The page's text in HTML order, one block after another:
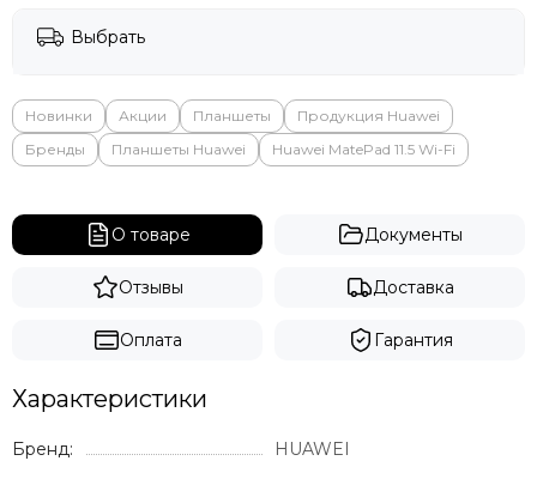
Выбрать
Новинки Акции Планшеты
Продукция Huawei
Бренды
Планшеты Huawei Huawei MatePad 11.5 Wi-Fi
О товаре Документы
Отзывы Доставка
Оплата Гарантия
Характеристики
Бренд:
HUAWEI